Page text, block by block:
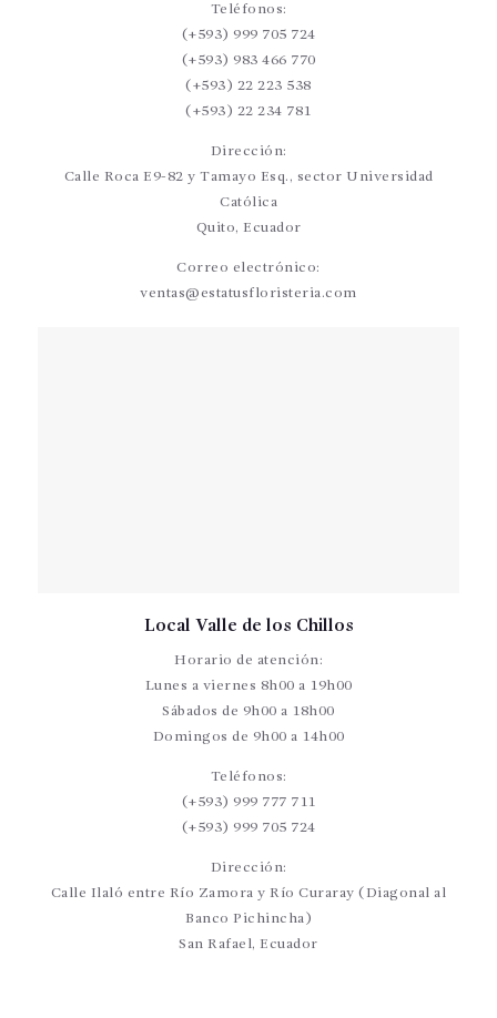
Teléfonos:
(+593) 999 705 724
(+593) 983 466 770
(+593) 22 223 538
(+593) 22 234 781
Dirección:
Calle Roca E9-82 y Tamayo Esq., sector Universidad
Católica
Quito, Ecuador
Correo electrónico:
ventas@estatusfloristeria.com
Local Valle de los Chillos
Horario de atención:
Lunes a viernes 8h00 a 19h00
Sábados de 9h00 a 18h00
Domingos de 9h00 a 14h00
Teléfonos:
(+593) 999 777 711
(+593) 999 705 724
Dirección:
Calle Ilaló entre Río Zamora y Río Curaray (Diagonal al
Banco Pichincha)
San Rafael, Ecuador